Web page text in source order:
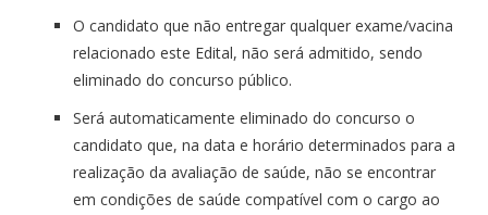
O candidato que não entregar qualquer exame/vacina
relacionado este Edital, não será admitido, sendo
eliminado do concurso público.
Será automaticamente eliminado do concurso o
candidato que, na data e horário determinados para a
realização da avaliação de saúde, não se encontrar
em condições de saúde compatível com o cargo ao